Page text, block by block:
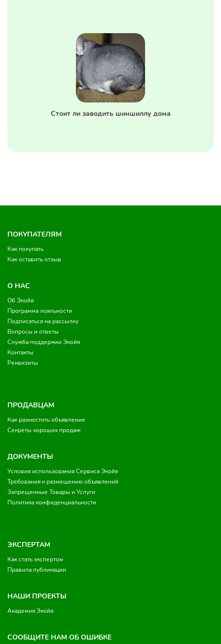
Стоит ли заводить шиншиллу дома
ПОКУПАТЕЛЯМ
Как покупать
Как оставить отзыв
О НАС
Об Экойя
Программа лояльности
Подписаться на рассылку
Вопросы и ответы
Служба поддержки Экойя
Контакты
Реквизиты
ПРОДАВЦАМ
Как разместить объявление
Секреты хороших продаж
ДОКУМЕНТЫ
Условия использования Сервиса Экойя
Требования к размещению объявлений
Запрещенные Товары и Услуги
Политика конфиденциальности
ЭКСПЕРТАМ
Как стать экспертом
Правила публикации
НАШИ ПРОЕКТЫ
Академия Экойя
СООБЩИТЕ НАМ ОБ ОШИБКЕ